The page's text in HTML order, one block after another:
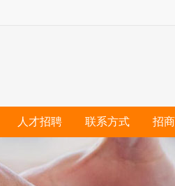
人才招聘 联系方式 招